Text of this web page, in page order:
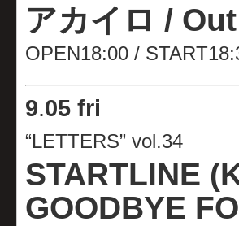
アカイロ /
OPEN18:00 /
9.05 fri
“LETTERS” vol.34
STARTLINE
GOODBYE